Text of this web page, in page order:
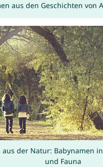
aus den Geschichten von
aus der Natur: Babynamen
und Fauna